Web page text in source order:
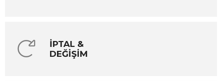
İPTAL &
DEĞİŞİM